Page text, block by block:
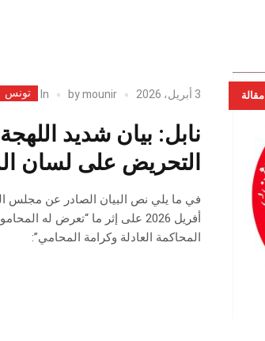
مقالة 3 أبريل، 2026 bymounir
In تونس
نابل: بيان شديد
التحريض على لسان
أفريل 2026 على إثر ما “تعرض
المحاكمة العادلة وكرامة المحامي”: